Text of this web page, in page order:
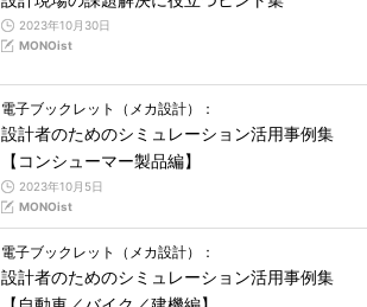
2023年10月30日
MONOist
電子ブックレット（メカ設計）：
設計者のためのシミュレーション活用事例集
【コンシューマー製品編】
2023年10月5日
MONOist
電子ブックレット（メカ設計）：
設計者のためのシミュレーション活用事例集